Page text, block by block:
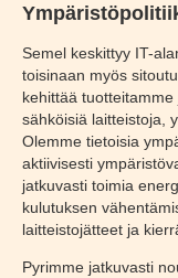
Semel keskittyy IT-
toisinaan myös
kehittää
sähköisiä laitteistoja,
Olemme tietoisia
aktiivisesti
jatkuvasti toimia
kulutuksen
laitteistojätteet ja
Pyrimme jatkuvasti